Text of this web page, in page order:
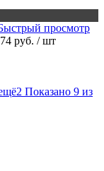
просмотр
руб. / шт
2 Показано 9 из